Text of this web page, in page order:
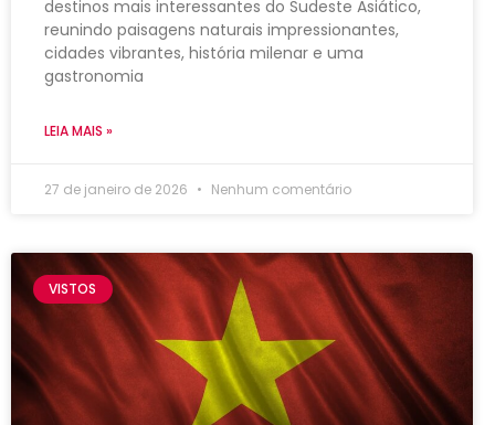
destinos mais interessantes do Sudeste Asiático,
reunindo paisagens naturais impressionantes,
cidades vibrantes, história milenar e uma
gastronomia
LEIA MAIS »
27 de janeiro de 2026 Nenhum comentário
VISTOS